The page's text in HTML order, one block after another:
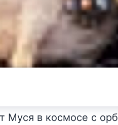
Муся в космосе с